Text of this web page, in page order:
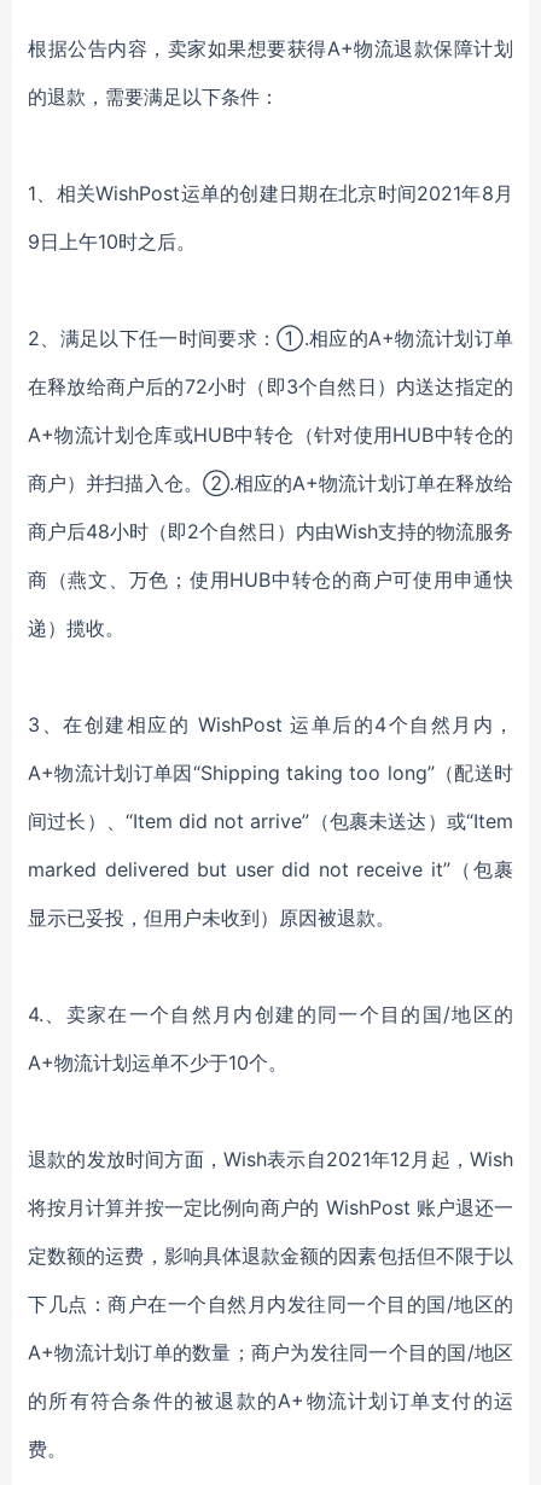
根据公告内容，卖家如果想要获得A+物流退款保障计划
的退款，需要满足以下条件：
1、 相关WishPost运单的创建日期在北京时间2021年8月
9日上午10时之后。
2、 满足以下任一时间要求：①.相应的A+物流计划订单
在释放给商户后的72小时（即3个自然日）内送达指定的
A+物流计划仓库或HUB中转仓（针对使用HUB中转仓的
商户）并扫描入仓。 ②.相应的A+物流计划订单在释放给
商户后48小时（即2个自然日）内由Wish支持的物流服务
商（燕文、万色；使用HUB中转仓的商户可使用申通快
递）揽收。
3 、 在创建相应的 WishPost 运单后的4个自然月内，
A+物流计划订单因“Shipping taking too long”（配送时
间过长）、“Item did not arrive”（包裹未送达）或“Item
marked delivered but user did not receive it”（包裹
显示已妥投，但用户未收到）原因被退款。
4. 、卖家在一个自然月内创建的同一个目的国/地区的
A+物流计划运单不少于10个。
退款的发放时间方面， Wish表示自2021年12月起，Wish
将按月计算并按一定比例向商户的 WishPost 账户退还一
定数额的运费，影响具体退款金额的因素包括但不限于以
下几点：商户在一个自然月内发往同一个目的国/地区的
A+物流计划订单的数量；商户为发往同一个目的国/地区
的所有符合条件的被退款的A+物流计划订单支付的运
费。